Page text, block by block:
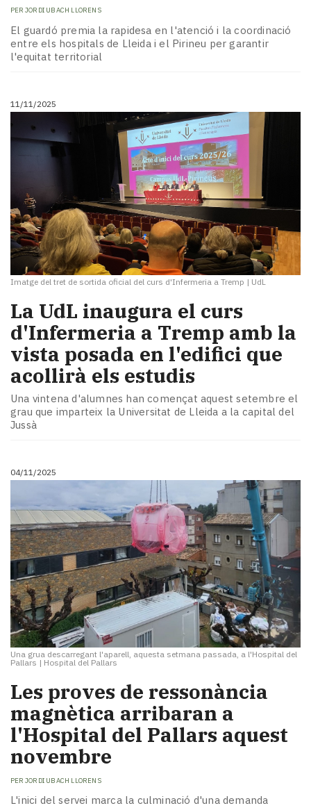
PER JORDI UBACH LLORENS
El guardó premia la rapidesa en l'atenció i la coordinació
entre els hospitals de Lleida i el Pirineu per garantir
l'equitat territorial
11/11/2025
Imatge del tret de sortida oficial del curs d'Infermeria a Tremp | UdL
La UdL inaugura el curs
d'Infermeria a Tremp amb la
vista posada en l'edifici que
acollirà els estudis
Una vintena d'alumnes han començat aquest setembre el
grau que imparteix la Universitat de Lleida a la capital del
Jussà
04/11/2025
Una grua descarregant l'aparell, aquesta setmana passada, a l'Hospital del
Pallars | Hospital del Pallars
Les proves de ressonància
magnètica arribaran a
l'Hospital del Pallars aquest
novembre
PER JORDI UBACH LLORENS
L'inici del servei marca la culminació d'una demanda